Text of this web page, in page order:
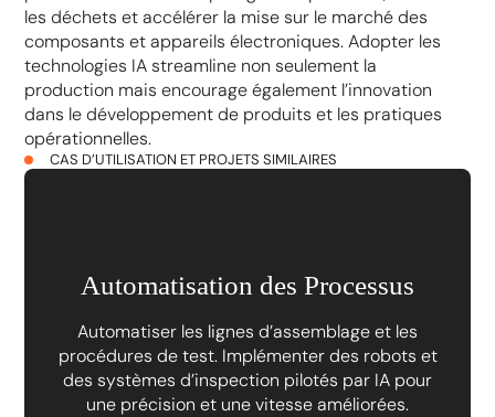
les déchets et accélérer la mise sur le marché des
composants et appareils électroniques. Adopter les
technologies IA streamline non seulement la
production mais encourage également l’innovation
dans le développement de produits et les pratiques
opérationnelles.
CAS D’UTILISATION ET PROJETS SIMILAIRES
Automatisation des Processus
Automatiser les lignes d’assemblage et les
procédures de test. Implémenter des robots et
des systèmes d’inspection pilotés par IA pour
une précision et une vitesse améliorées.